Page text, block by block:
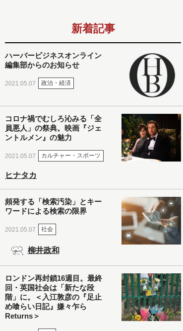
新着記事
ハーバービジネスオンライン
編集部からのお知らせ
2021.05.07 政治・経済
コロナ禍でむしろ沁みる「全
員悪人」の祭典。映画『ジェ
ントルメン』の魅力
2021.05.07 カルチャー・スポーツ
ヒナタカ
頻発する「検索汚染」とキー
ワードによる検索の限界
2021.05.07 社会
柳井政和
ロンドン再封鎖16週目。最終
回・英国社会は「新たな段
階」に。＜入江敦彦の『足止
め喰らい日記』嫌々乍ら
Returns＞